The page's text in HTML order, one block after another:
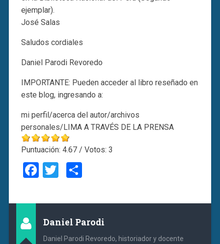
ejemplar).
José Salas
Saludos cordiales
Daniel Parodi Revoredo
IMPORTANTE: Pueden acceder al libro reseñado en
este blog, ingresando a:
mi perfil/acerca del autor/archivos
personales/LIMA A TRAVÉS DE LA PRENSA
Puntuación: 4.67/ Votos: 3
Facebook
TwitterCompartir
Daniel Parodi
Daniel Parodi Revoredo, historiador y docente